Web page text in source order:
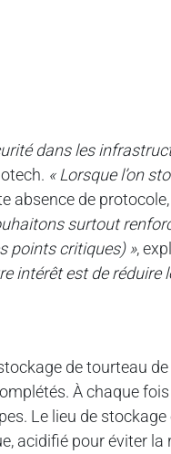
dans les
« Lorsque l’on
absence de
surtout
points critiques) »,
intérêt est de
de tourteau
À chaque
Le lieu de
acidifié pour éviter